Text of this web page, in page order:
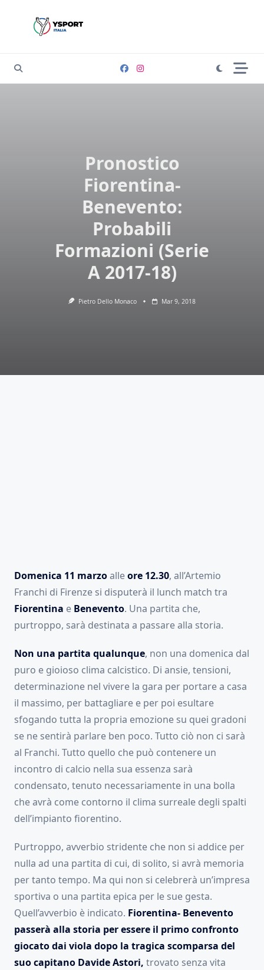
Pronostico
Fiorentina-
Benevento:
Probabili
Formazioni (Serie
A 2017-18)
Pietro Dello Monaco Mar 9, 2018
Domenica 11 marzoalleore 12.30, all’Artemio
Franchi di Firenze si disputerà il lunch match tra
Fiorentina e Benevento. Una partita che,
purtroppo, sarà destinata a passare alla storia.
Non una partita qualunque, non una domenica dal
puro e gioioso clima calcistico. Di ansie, tensioni,
determinazione nel vivere la gara per portare a casa
il massimo, per battagliare e per poi esultare
sfogando tutta la propria emozione su quei gradoni
se ne sentirà parlare ben poco. Tutto ciò non ci sarà
al Franchi. Tutto quello che può contenere un
incontro di calcio nella sua essenza sarà
condensato, tenuto necessariamente in una bolla
che avrà come contorno il clima surreale degli spalti
dell’impianto fiorentino.
Purtroppo, avverbio stridente che non si addice per
nulla ad una partita di cui, di solito, si avrà memoria
per tanto tempo. Ma qui non si celebrerà un’impresa
sportiva o una partita epica per le sue gesta.
Quell’avverbio è indicato. Fiorentina- Benevento
passerà alla storia per essere il primo confronto
giocato dai viola dopo la tragica scomparsa del
suo capitano Davide Astori, trovato senza vita